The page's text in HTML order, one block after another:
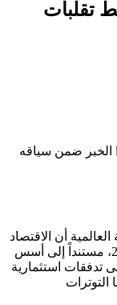
تقلبات
الخبر ضمن سياقه
أن الاقتصاد
الإماراتي سيستمر في أداء قوي خلال عام 2026، مستنداً إلى أسس
تدفقات استثمارية